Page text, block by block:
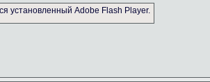
установленный Adobe Flash Player.